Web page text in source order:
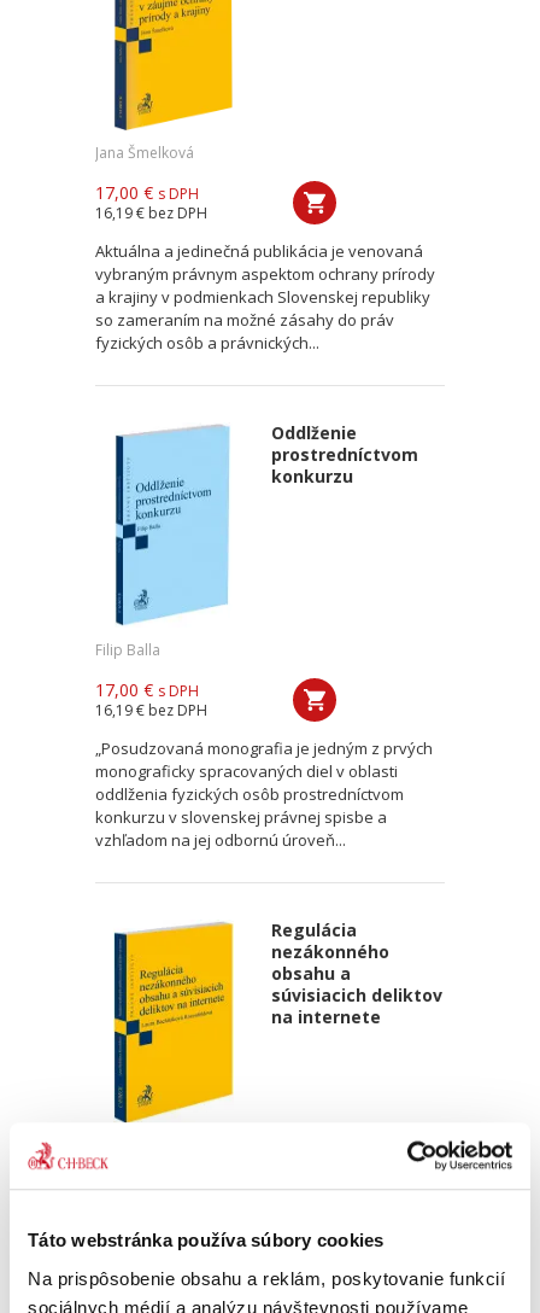
Táto webstránka používa súbory cookies
Na prispôsobenie obsahu a reklám, poskytovanie funkcií
sociálnych médií a analýzu návštevnosti používame
Jana Šmelková
17,00 € s DPH
16,19 € bez DPH
Aktuálna a jedinečná publikácia je venovaná
vybraným právnym aspektom ochrany prírody
a krajiny v podmienkach Slovenskej republiky
so zameraním na možné zásahy do práv
fyzických osôb a právnických...
Oddlženie
prostredníctvom
konkurzu
Filip Balla
17,00 € s DPH
16,19 € bez DPH
„Posudzovaná monografia je jedným z prvých
monograficky spracovaných diel v oblasti
oddlženia fyzických osôb prostredníctvom
konkurzu v slovenskej právnej spisbe a
vzhľadom na jej odbornú úroveň...
Regulácia
nezákonného
obsahu a
súvisiacich deliktov
na internete
35,00 € s DPH
„Monografia predstavuje kvalitné dielo, ktoré
obohacuje právnu vedu aj prax cennými
poznatkami.“ doc. JUDr. Jozef Andraško, PhD.